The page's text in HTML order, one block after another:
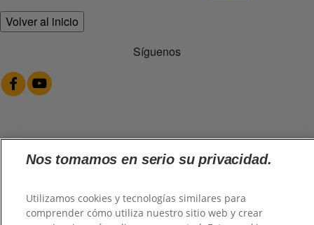
Volver al inicio
Síguenos
Nos tomamos en serio su privacidad.
Utilizamos cookies y tecnologías similares para
comprender cómo utiliza nuestro sitio web y crear